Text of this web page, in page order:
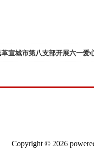
宣城市第八支部开展六一爱
Copyright © 2026